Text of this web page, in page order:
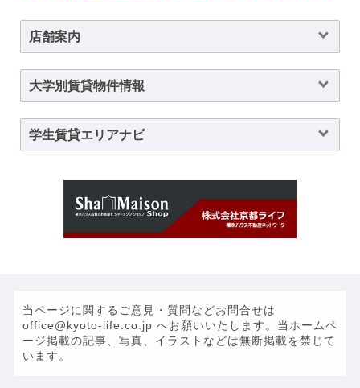
店舗案内
大学別賃貸物件情報
学生賃貸エリアナビ
当ページに関するご意見・質問などお問合せは
office@kyoto-life.co.jp へお願いいたします。当ホームペ
ージ掲載の記事、写真、イラストなどは無断掲載を禁じて
います。